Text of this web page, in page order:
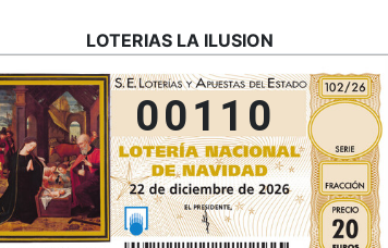
LOTERIAS LA ILUSION
00110